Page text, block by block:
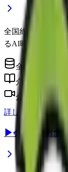
全国約22万件の
るAI時代の介護情
全国の介護事
介護に役立つ
介護のプロに
詳しく見る
▶会員登録はこ